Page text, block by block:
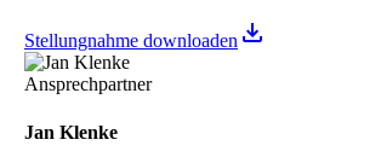
Stellungnahme downloaden
Ansprechpartner
Jan Klenke